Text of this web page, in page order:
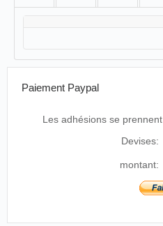
Paiement Paypal
Les adhésions se
Devises:
montant: